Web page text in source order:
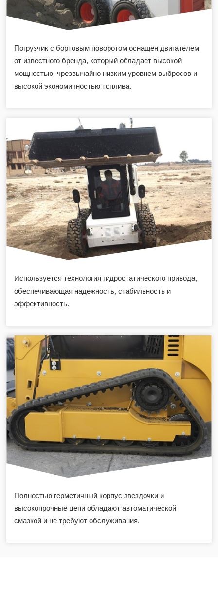
Погрузчик с бортовым поворотом оснащен двигателем
от известного бренда, который обладает высокой
мощностью, чрезвычайно низким уровнем выбросов и
высокой экономичностью топлива.
Используется технология гидростатического привода,
обеспечивающая надежность, стабильность и
эффективность.
Полностью герметичный корпус звездочки и
высокопрочные цепи обладают автоматической
смазкой и не требуют обслуживания.